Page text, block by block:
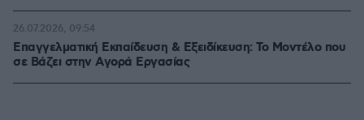
Επαγγελματική Εκπαίδευση & Εξειδίκευση: Το Mοντέλο που
σε Bάζει στην Aγορά Eργασίας
26.07.2026, 09:54